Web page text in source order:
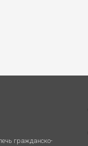
гражданско-